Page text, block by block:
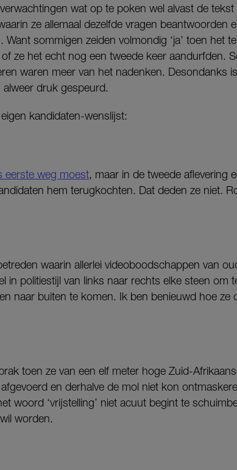
wat op te poken wel alvast de
ze allemaal dezelfde vragen beantwoorden
Want sommigen zeiden volmondig ‘ja’ toen het
ze het echt nog een tweede keer aandurfden.
waren meer van het nadenken. Desondanks
druk gespeurd.
kandidaten-wenslijst:
eerste weg moest, maar in de tweede aflevering
hem terugkochten. Dat deden ze niet.
waarin allerlei videoboodschappen van
in politiestijl van links naar rechts elke steen om
naar buiten te komen. Ik ben benieuwd hoe ze
toen ze van een elf meter hoge Zuid-
en derhalve de mol niet kon
woord ‘vrijstelling’ niet acuut begint te
worden.